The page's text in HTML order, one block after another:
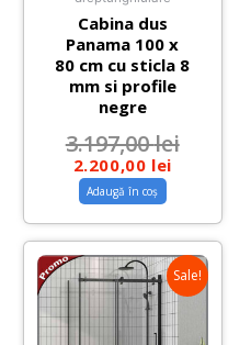
Cabina dus
Panama 100 x
80 cm cu sticla 8
mm si profile
negre
3.197,00lei
2.200,00 lei
Adaugă în coș
Sale!